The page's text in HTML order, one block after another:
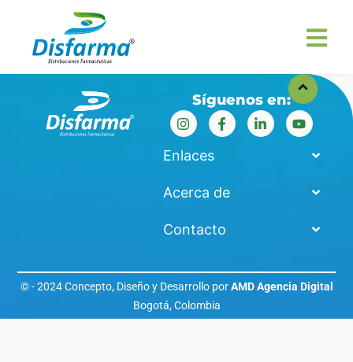
Síguenos en:
Enlaces
Acerca de
Contacto
© - 2024 Concepto, Diseño y Desarrollo porAMD Agencia Digital
Bogotá, Colombia